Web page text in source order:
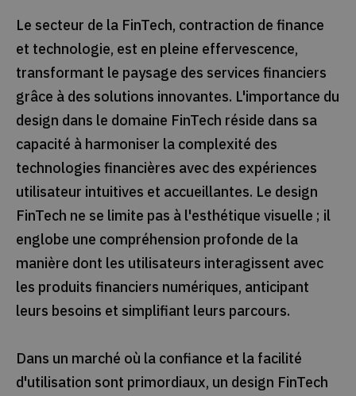
Le secteur de la FinTech, contraction de finance
et technologie, est en pleine effervescence,
transformant le paysage des services financiers
grâce à des solutions innovantes. L'importance du
design dans le domaine FinTech réside dans sa
capacité à harmoniser la complexité des
technologies financières avec des expériences
utilisateur intuitives et accueillantes. Le design
FinTech ne se limite pas à l'esthétique visuelle ; il
englobe une compréhension profonde de la
manière dont les utilisateurs interagissent avec
les produits financiers numériques, anticipant
leurs besoins et simplifiant leurs parcours.
Dans un marché où la confiance et la facilité
d'utilisation sont primordiaux, un design FinTech